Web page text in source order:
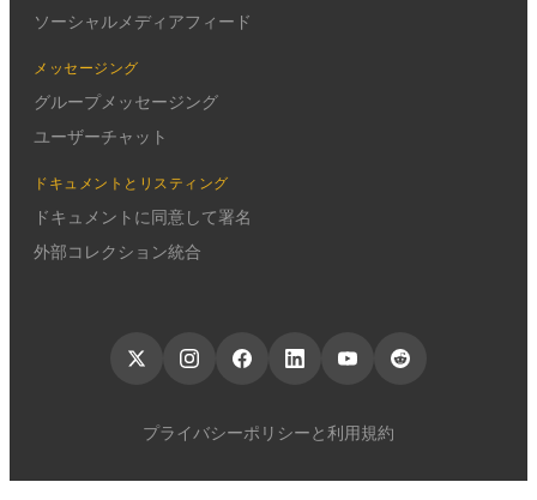
ソーシャルメディアフィード
メッセージング
グループメッセージング
ユーザーチャット
ドキュメントとリスティング
ドキュメントに同意して署名
外部コレクション統合
プライバシーポリシーと利用規約